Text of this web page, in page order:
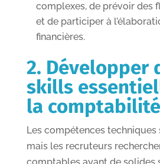
complexes, de prévoir des
et de participer à
financières.
2. Développer
skills
la comptabilité
Les compétences techniques
mais les recruteurs